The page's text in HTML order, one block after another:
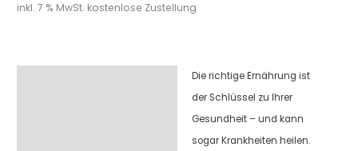
inkl. 7 % MwSt. kostenlose Zustellung
Die richtige Ernährung ist
der Schlüssel zu Ihrer
Gesundheit – und kann
sogar Krankheiten heilen.